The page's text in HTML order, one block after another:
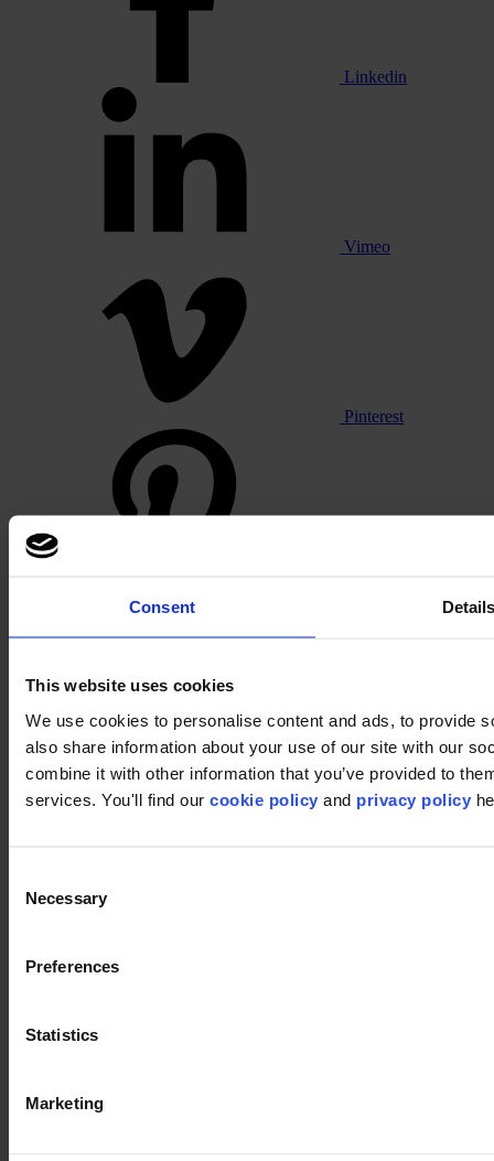
Consent
This website uses cookies
We use cookies to personalise content and ads, to provide
also share information about your use of our site with our
combine it with other information that you’ve provided to
services. You'll find our cookie policy and privacy policy
Selection
Necessary
Preferences
Statistics
Marketing
Linkedin
Vimeo
Pinterest
Footer
Segments
Education
Commerce
Hôtellerie
Dalles de moquette
Pourquoi des dalles de moquette ?
Supports
LVT collections
Take back. Give back.
Inspiration
Projets